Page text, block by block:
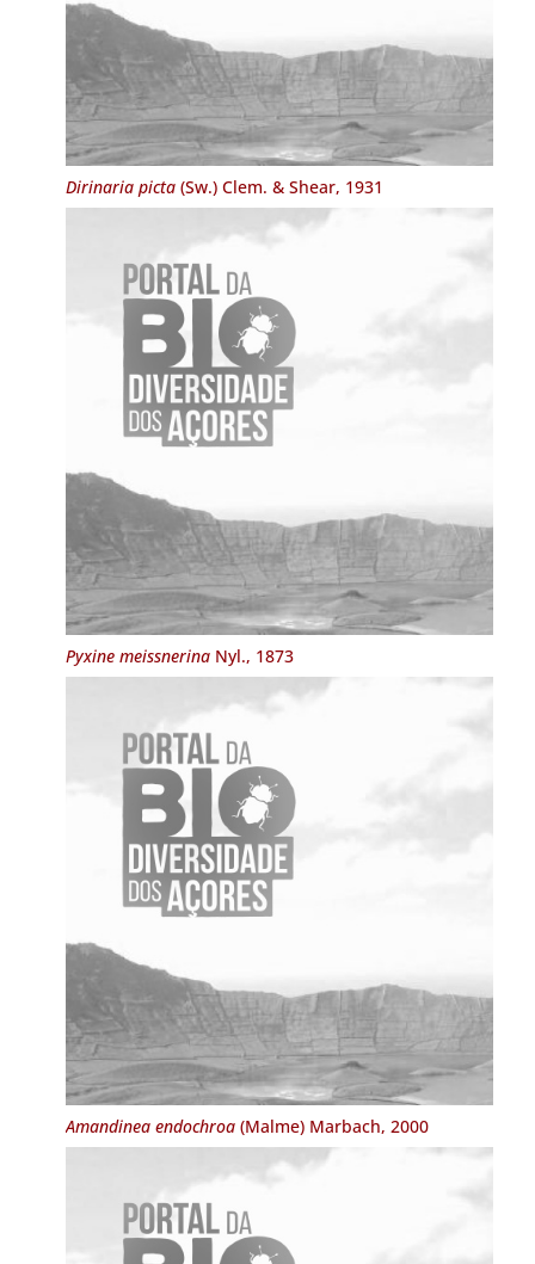
Dirinaria picta(Sw.) Clem. & Shear, 1931
Pyxine meissnerinaNyl., 1873
Amandinea endochroa(Malme) Marbach, 2000